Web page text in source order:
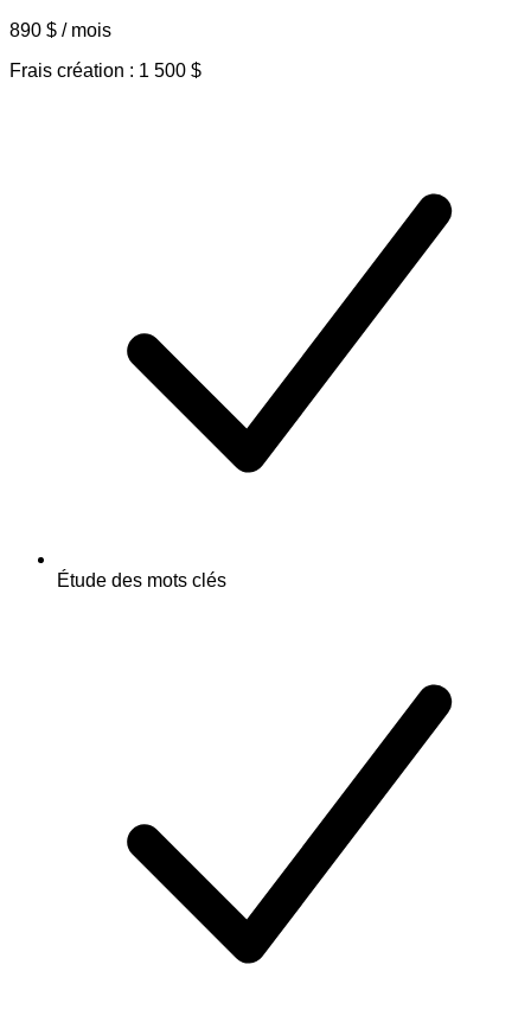
890 $ / mois
Frais création : 1 500 $
Étude des mots clés